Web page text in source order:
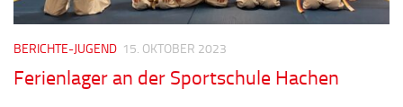
BERICHTE-JUGEND 15. OKTOBER 2023
Ferienlager an der Sportschule Hachen